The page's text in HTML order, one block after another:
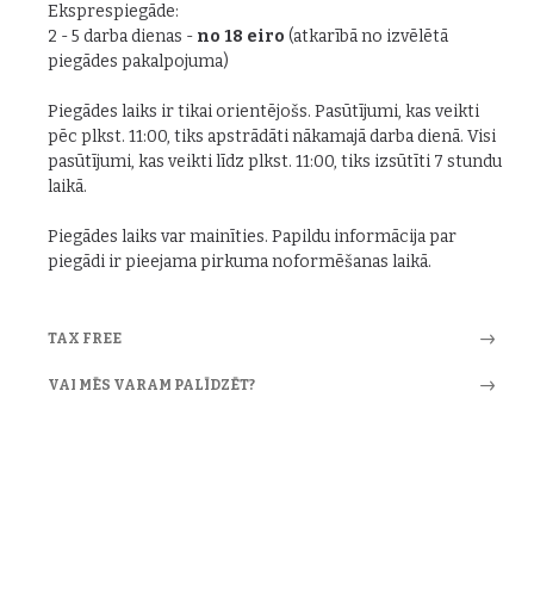
Eksprespiegāde:
2 - 5 darba dienas - no 18 eiro (atkarībā no izvēlētā
piegādes pakalpojuma)
Piegādes laiks ir tikai orientējošs. Pasūtījumi, kas veikti
pēc plkst. 11:00, tiks apstrādāti nākamajā darba dienā. Visi
pasūtījumi, kas veikti līdz plkst. 11:00, tiks izsūtīti 7 stundu
laikā.
Piegādes laiks var mainīties. Papildu informācija par
piegādi ir pieejama pirkuma noformēšanas laikā.
TAX FREE
VAI MĒS VARAM PALĪDZĒT?